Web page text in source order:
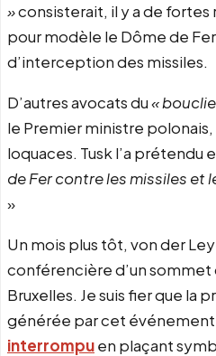
»consisterait, il y a de fortes
pour modèle le Dôme de Fer
d’interception des missiles.
D’autres avocats du«
le Premier ministre
loquaces. Tusk l’a prétendu
de Fer contre les missiles et
»
Un mois plus tôt, von der
conférencière d’un sommet
Bruxelles. Je suis fier que la
générée par cet
interrompuen plaçant